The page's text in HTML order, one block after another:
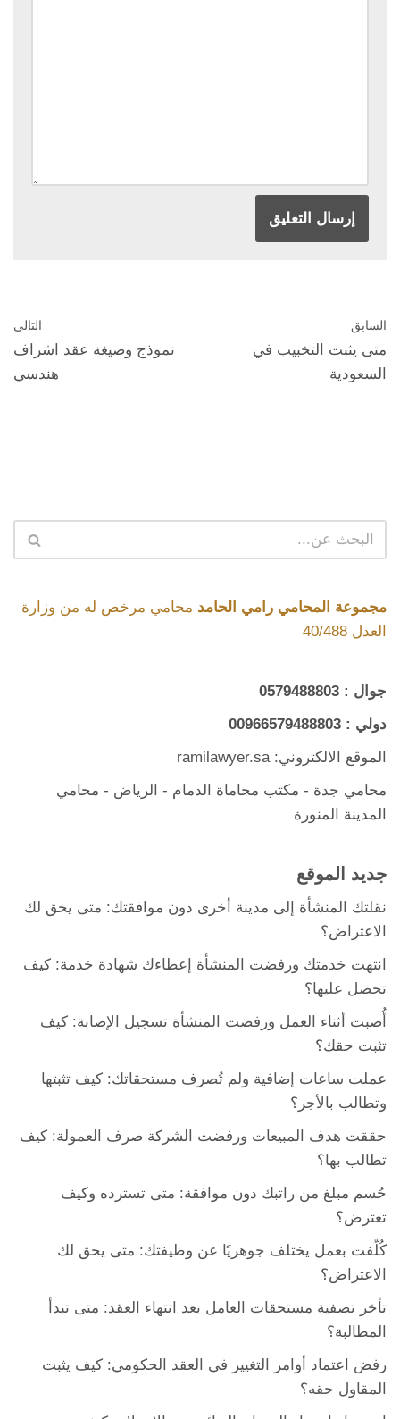
السابق
متى يثبت التخبيب في
السعودية
التالي
نموذج وصيغة عقد اشراف
هندسي
مجموعة المحامي رامي الحامد محامي مرخص له من وزارة
العدل 40/488
جوال : 0579488803
دولي : 00966579488803
الموقع الالكتروني: ramilawyer.sa
محامي جدة - مكتب محاماة الدمام - الرياض - محامي
المدينة المنورة
جديد الموقع
نقلتك المنشأة إلى مدينة أخرى دون موافقتك: متى يحق لك
الاعتراض؟
انتهت خدمتك ورفضت المنشأة إعطاءك شهادة خدمة: كيف
تحصل عليها؟
أُصبت أثناء العمل ورفضت المنشأة تسجيل الإصابة: كيف
تثبت حقك؟
عملت ساعات إضافية ولم تُصرف مستحقاتك: كيف تثبتها
وتطالب بالأجر؟
حققت هدف المبيعات ورفضت الشركة صرف العمولة: كيف
تطالب بها؟
حُسم مبلغ من راتبك دون موافقة: متى تسترده وكيف
تعترض؟
كُلّفت بعمل يختلف جوهريًا عن وظيفتك: متى يحق لك
الاعتراض؟
تأخر تصفية مستحقات العامل بعد انتهاء العقد: متى تبدأ
المطالبة؟
رفض اعتماد أوامر التغيير في العقد الحكومي: كيف يثبت
المقاول حقه؟